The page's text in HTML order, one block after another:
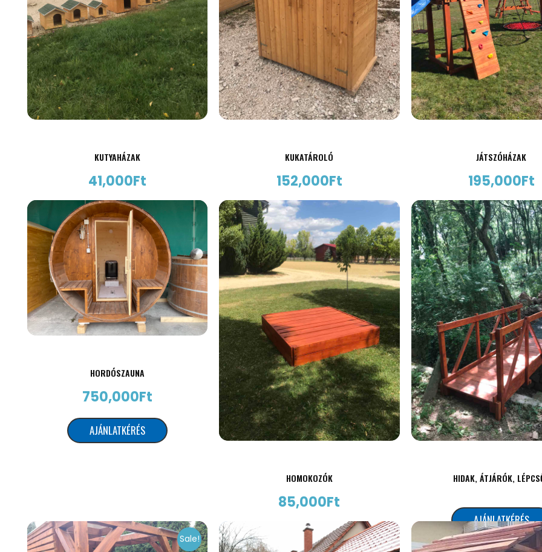
KUTYAHÁZAK
41,000Ft
AJÁNLATKÉRÉS
KUKATÁROLÓ
152,000Ft
AJÁNLATKÉRÉS
JÁTSZÓHÁZAK
195,000Ft
AJÁNLATKÉRÉS
HORDÓSZAUNA
750,000Ft
AJÁNLATKÉRÉS
HOMOKOZÓK
85,000Ft
AJÁNLATKÉRÉS
HIDAK, ÁTJÁRÓK,
AJÁNLATKÉRÉS
Sale!